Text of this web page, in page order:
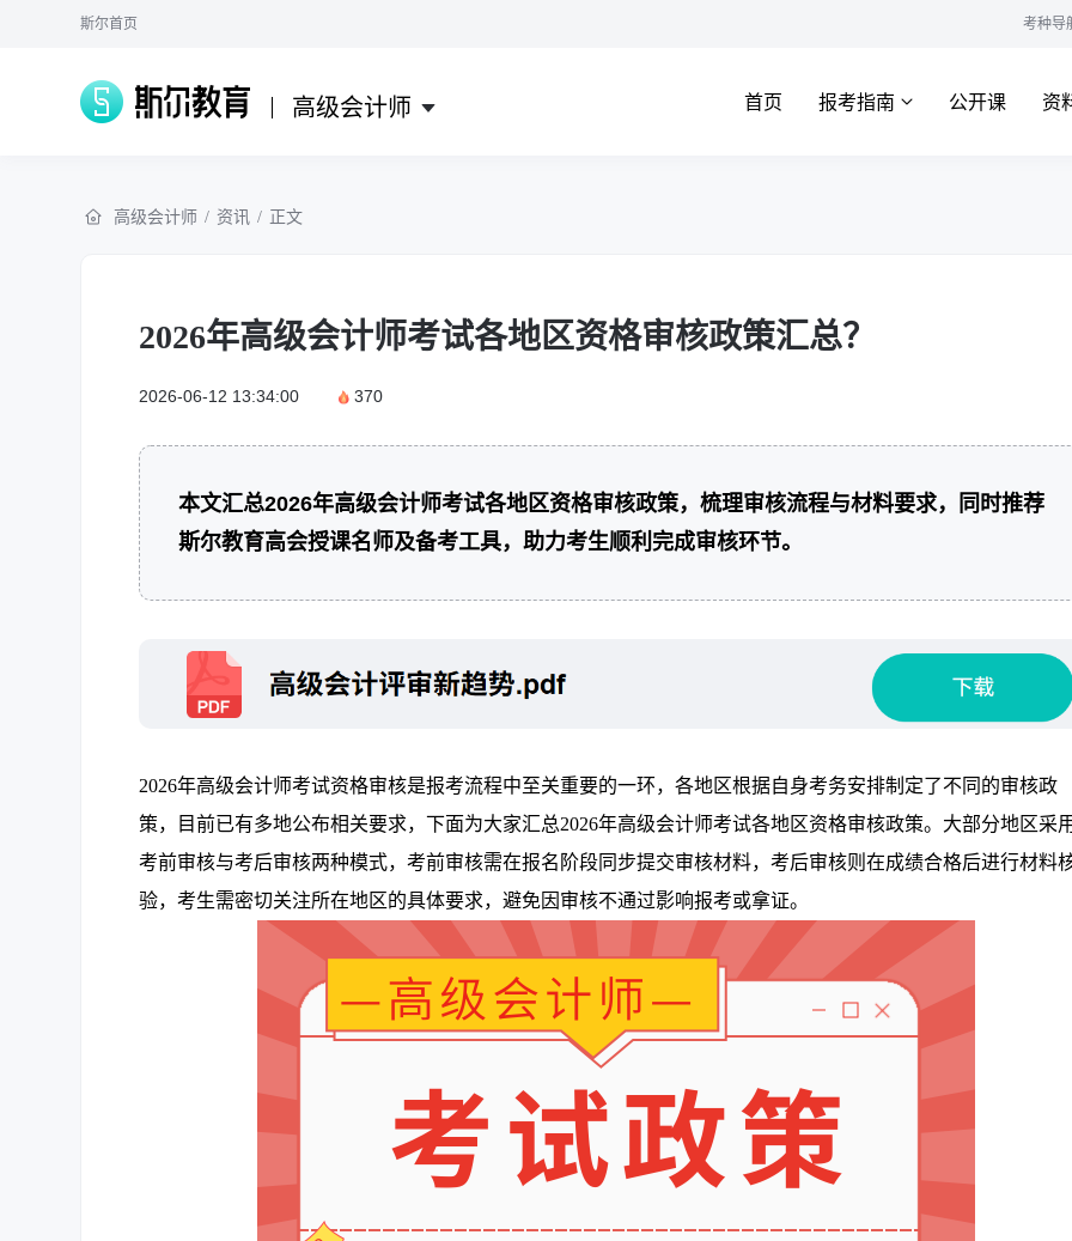
斯尔首页 考种导
高级会计师 首页 报考指南 公开课 资
高级会计师 / 资讯 / 正文
2026年高级会计师考试各地区资格审核政策汇总？
2026-06-12 13:34:00 370
本文汇总2026年高级会计师考试各地区资格审核政策，梳理审核流程与材料要求，同时推荐
斯尔教育高会授课名师及备考工具，助力考生顺利完成审核环节。
2026年高级会计师考试资格审核是报考流程中至关重要的一环，各地区根据自身考务安排制定了不同的审核政
策，目前已有多地公布相关要求，下面为大家汇总2026年高级会计师考试各地区资格审核政策。大部分地区采
考前审核与考后审核两种模式，考前审核需在报名阶段同步提交审核材料，考后审核则在成绩合格后进行材料
验，考生需密切关注所在地区的具体要求，避免因审核不通过影响报考或拿证。